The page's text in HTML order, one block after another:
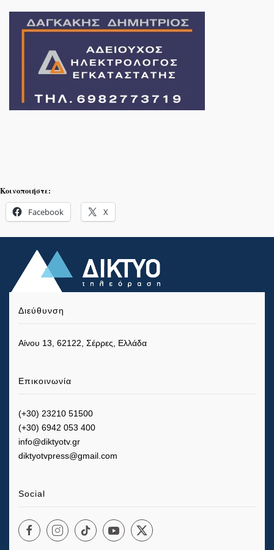
Κοινοποιήστε:
Facebook X
Διεύθυνση
Αίνου 13, 62122, Σέρρες, Ελλάδα
Επικοινωνία
(+30) 23210 51500
(+30) 6942 053 400
info@diktyotv.gr
diktyotvpress@gmail.com
Social